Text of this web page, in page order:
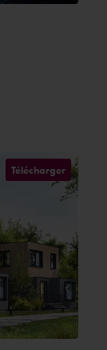
Télécharger